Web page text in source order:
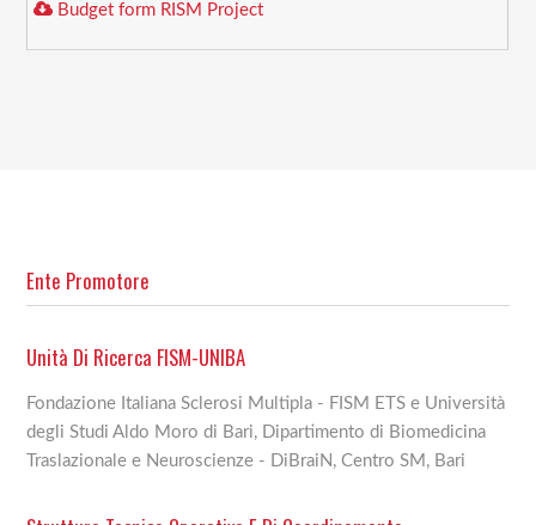
Budget form RISM Project
Ente Promotore
Unità Di Ricerca FISM-UNIBA
Fondazione Italiana Sclerosi Multipla - FISM ETS e Università
degli Studi Aldo Moro di Bari, Dipartimento di Biomedicina
Traslazionale e Neuroscienze - DiBraiN, Centro SM, Bari